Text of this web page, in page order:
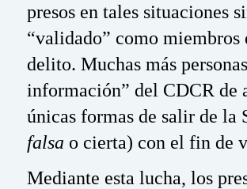
presos en tales situaciones
“validado” como
delito. Muchas más
información” del CDCR de
únicas formas de salir de la
falsa o cierta) con el fin de
Mediante esta lucha, los